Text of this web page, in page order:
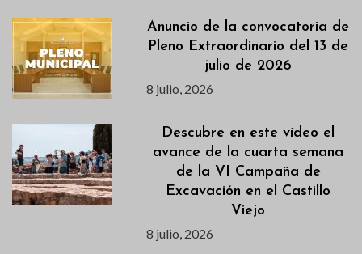
Anuncio de la convocatoria de
Pleno Extraordinario del 13 de
julio de 2026
8 julio, 2026
Descubre en este vídeo el
avance de la cuarta semana
de la VI Campaña de
Excavación en el Castillo
Viejo
8 julio, 2026